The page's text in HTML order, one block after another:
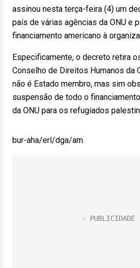
assinou nesta terça-feira (4) um
país de várias agências da ONU e
financiamento americano à
Especificamente, o decreto retira
Conselho de Direitos Humanos da
não é Estado membro, mas sim
suspensão de todo o
da ONU para os refugiados
bur-aha/erl/dga/am